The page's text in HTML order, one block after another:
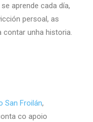
aprende cada día,
persoal, as
contar unha historia.
San Froilán,
co apoio